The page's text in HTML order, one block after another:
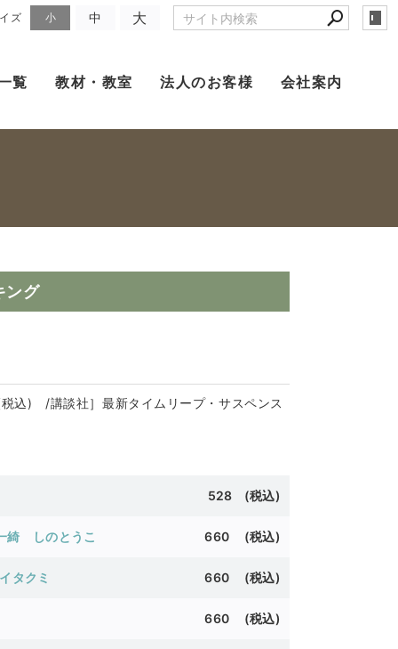
ズ 小 中 大
覧 教材・教室 法人のお客様 会社案内
ング
/講談社］最新タイムリープ・サスペンス
528 (税込)
綺 しのとうこ 660 (税込)
タクミ 660 (税込)
660 (税込)